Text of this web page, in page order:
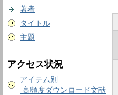
著者
タイトル
主題
アクセス状況
アイテム別
高頻度ダウンロード文献